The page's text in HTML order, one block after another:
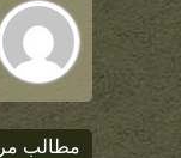
مطالب